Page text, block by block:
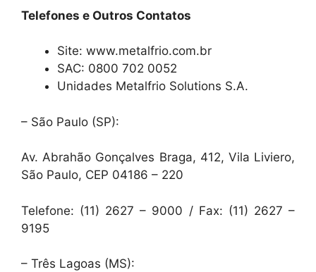
Telefones e Outros Contatos
Site: www.metalfrio.com.br
SAC: 0800 702 0052
Unidades Metalfrio Solutions S.A.
– São Paulo (SP):
Av. Abrahão Gonçalves Braga, 412, Vila Liviero,
São Paulo, CEP 04186 – 220
Telefone: (11) 2627 – 9000 / Fax: (11) 2627 –
9195
– Três Lagoas (MS):